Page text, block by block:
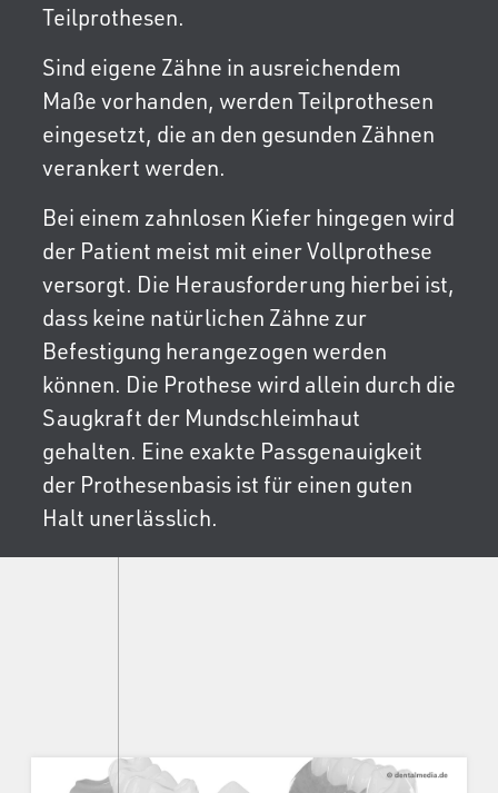
Teilprothesen.
Sind eigene Zähne in ausreichendem
Maße vorhanden, werden Teilprothesen
eingesetzt, die an den gesunden Zähnen
verankert werden.
Bei einem zahnlosen Kiefer hingegen wird
der Patient meist mit einer Vollprothese
versorgt. Die Herausforderung hierbei ist,
dass keine natürlichen Zähne zur
Befestigung herangezogen werden
können. Die Prothese wird allein durch die
Saugkraft der Mundschleimhaut
gehalten. Eine exakte Passgenauigkeit
der Prothesenbasis ist für einen guten
Halt unerlässlich.